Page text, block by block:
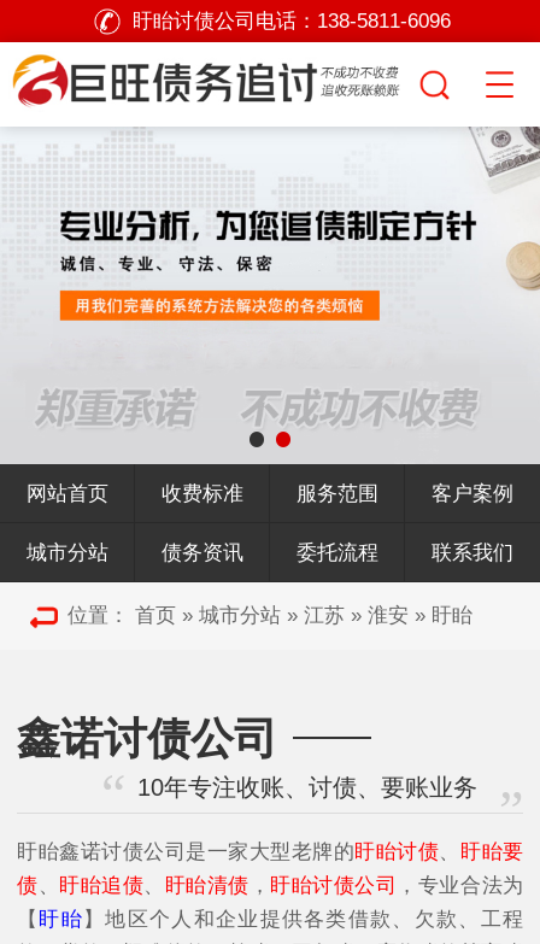
盱眙讨债公司电话： 138-5811-6096
网站首页 收费标准 服务范围 客户案例
城市分站 债务资讯 委托流程 联系我们
位置： 首页 » 城市分站 » 江苏 » 淮安 » 盱眙
鑫诺讨债公司
10年专注收账、讨债、要账业务
盱眙鑫诺讨债公司是一家大型老牌的盱眙讨债
盱眙要
债
盱眙追债 盱眙清债 ， 盱眙讨债公司 ，专业合法为
【 盱眙 】地区个人和企业提供各类借款、欠款、工程